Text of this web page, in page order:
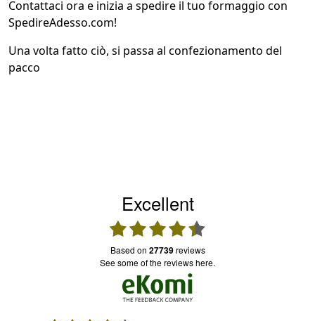
Contattaci ora e inizia a spedire il tuo formaggio con
SpedireAdesso.com!
Una volta fatto ciò, si passa al confezionamento del
pacco
Excellent
based on 27739reviews
see some of the reviews here.